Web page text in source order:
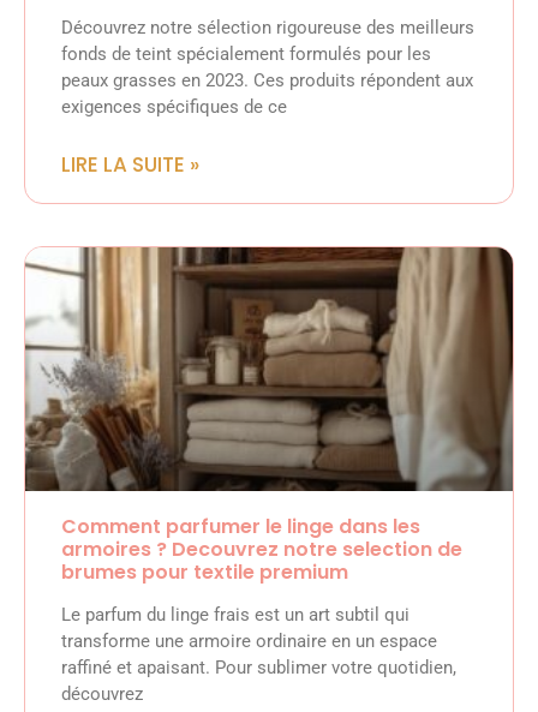
Découvrez notre sélection rigoureuse des meilleurs
fonds de teint spécialement formulés pour les
peaux grasses en 2023. Ces produits répondent aux
exigences spécifiques de ce
LIRE LA SUITE »
Comment parfumer le linge dans les
armoires ? Decouvrez notre selection de
brumes pour textile premium
Le parfum du linge frais est un art subtil qui
transforme une armoire ordinaire en un espace
raffiné et apaisant. Pour sublimer votre quotidien,
découvrez